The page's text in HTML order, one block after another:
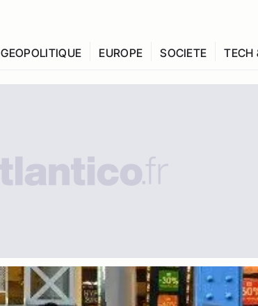
GEOPOLITIQUE EUROPE SOCIETE TECH